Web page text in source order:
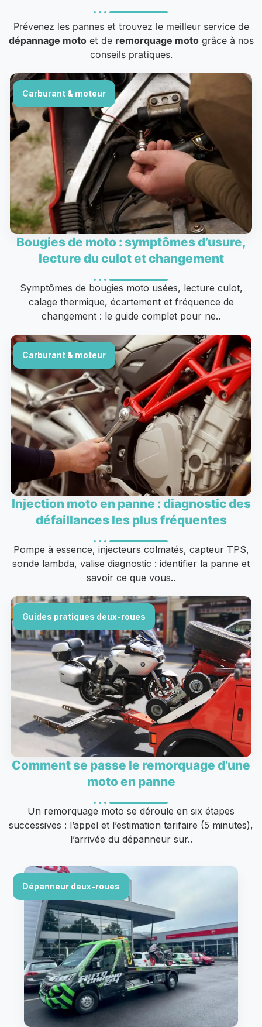
Prévenez les pannes et trouvez le meilleur service de
dépannage motoet de remorquage motogrâce à nos
conseils pratiques.
Carburant & moteur
Bougies de moto : symptômes d’usure,
lecture du culot et changement
Symptômes de bougies moto usées, lecture culot,
calage thermique, écartement et fréquence de
changement : le guide complet pour ne..
Carburant & moteur
Injection moto en panne : diagnostic des
défaillances les plus fréquentes
Pompe à essence, injecteurs colmatés, capteur TPS,
sonde lambda, valise diagnostic : identifier la panne et
savoir ce que vous..
Guides pratiques deux-roues
Comment se passe le remorquage d’une
moto en panne
Un remorquage moto se déroule en six étapes
successives : l’appel et l’estimation tarifaire (5 minutes),
l’arrivée du dépanneur sur..
Dépanneur deux-roues